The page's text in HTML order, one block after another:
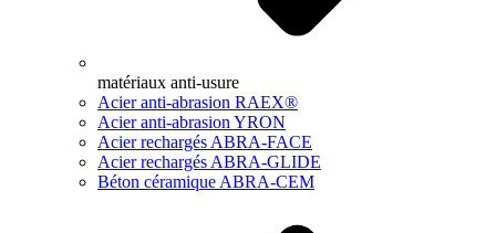
matériaux anti-usure
Acier anti-abrasion RAEX®
Acier anti-abrasion YRON
Acier rechargés ABRA-FACE
Acier rechargés ABRA-GLIDE
Béton céramique ABRA-CEM